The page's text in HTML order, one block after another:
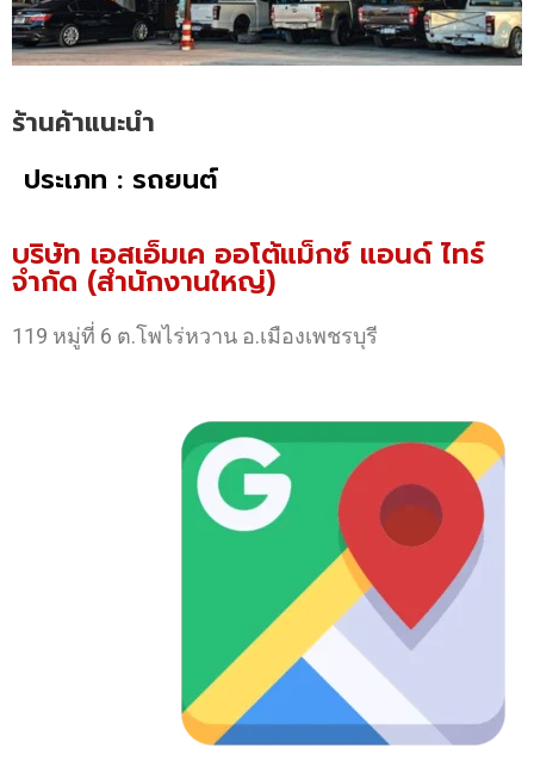
ร้านค้าแนะนำ
ประเภท : รถยนต์
บริษัท เอสเอ็มเค ออโต้แม็กซ์ แอนด์ ไทร์
จำกัด (สำนักงานใหญ่)
119 หมู่ที่ 6 ต.โพไร่หวาน อ.เมืองเพชรบุรี